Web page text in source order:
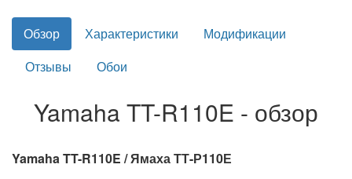
Обзор Характеристики
Модификации
Отзывы
Обои
Yamaha TT-R110E - обзор
Yamaha TT-R110E / Ямаха ТТ-Р110Е